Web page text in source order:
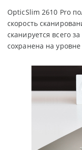
OpticSlim 2610 Pro
скорость
сканируется всего
сохранена на